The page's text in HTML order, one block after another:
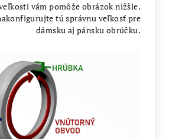
vám pomôže obrázok nižšie.
tú správnu veľkosť pre
dámsku aj pánsku obrúčku.